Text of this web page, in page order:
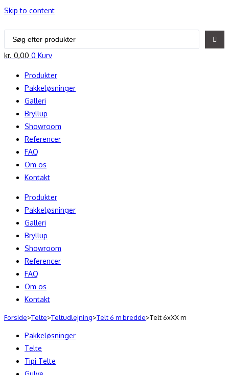
Skip to content
Search
...
kr. 0,00 0 Kurv
Produkter
Pakkeløsninger
Galleri
Bryllup
Showroom
Referencer
FAQ
Om os
Kontakt
Produkter
Pakkeløsninger
Galleri
Bryllup
Showroom
Referencer
FAQ
Om os
Kontakt
Forside>Telte>Teltudlejning>Telt 6 m bredde>Telt 6xXX m
Pakkeløsninger
Telte
Tipi Telte